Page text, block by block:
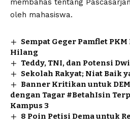
membahas tentang
oleh mahasiswa.
Sempat Geger Pamflet
Hilang
Teddy, TNI, dan Potensi
Sekolah Rakyat; Niat Baik
Banner Kritikan untuk
dengan Tagar #BetahIsin
Kampus 3
8 Poin Petisi Dema untuk